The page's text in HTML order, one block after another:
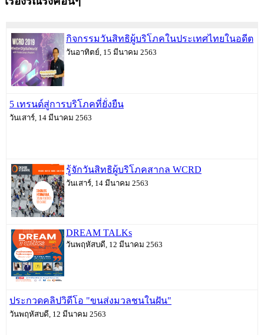
กิจกรรมวันสิทธิผู้บริโภคในประเทศไทยในอดีต
วันอาทิตย์, 15 มีนาคม 2563
5 เทรนด์สู่การบริโภคที่ยั่งยืน
วันเสาร์, 14 มีนาคม 2563
รู้จักวันสิทธิผู้บริโภคสากล WCRD
วันเสาร์, 14 มีนาคม 2563
DREAM TALKs
วันพฤหัสบดี, 12 มีนาคม 2563
ประกวดคลิปวิดีโอ "ขนส่งมวลชนในฝัน"
วันพฤหัสบดี, 12 มีนาคม 2563